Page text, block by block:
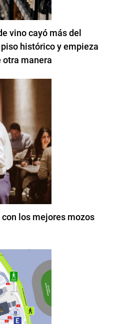
vino cayó más del
histórico y empieza
otra manera
los mejores mozos